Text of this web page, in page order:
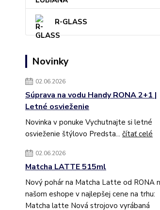
R-GLASS
Novinky
02.06.2026
Súprava na vodu Handy RONA 2+1 |
Letné osvieženie
Novinka v ponuke Vychutnajte si letné
osvieženie štýlovo Predsta... čítať celé
02.06.2026
Matcha LATTE 515ml
Nový pohár na Matcha Latte od RONA
našom eshope v najlepšej cene na trhu:
Matcha latte Nová strojovo vyrábaná